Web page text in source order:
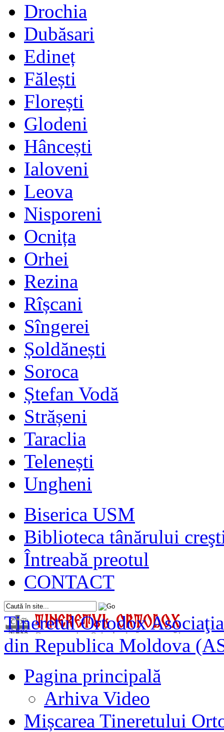
Drochia
Dubăsari
Edineț
Fălești
Florești
Glodeni
Hâncești
Ialoveni
Leova
Nisporeni
Ocnița
Orhei
Rezina
Rîșcani
Sîngerei
Șoldănești
Soroca
Ștefan Vodă
Strășeni
Taraclia
Telenești
Ungheni
Biserica USM
Biblioteca tânărului
Întreabă preotul
CONTACT
Tineretul Ortodox
din Republica Moldova
Pagina principală
Arhiva Video
Mișcarea Tineretului